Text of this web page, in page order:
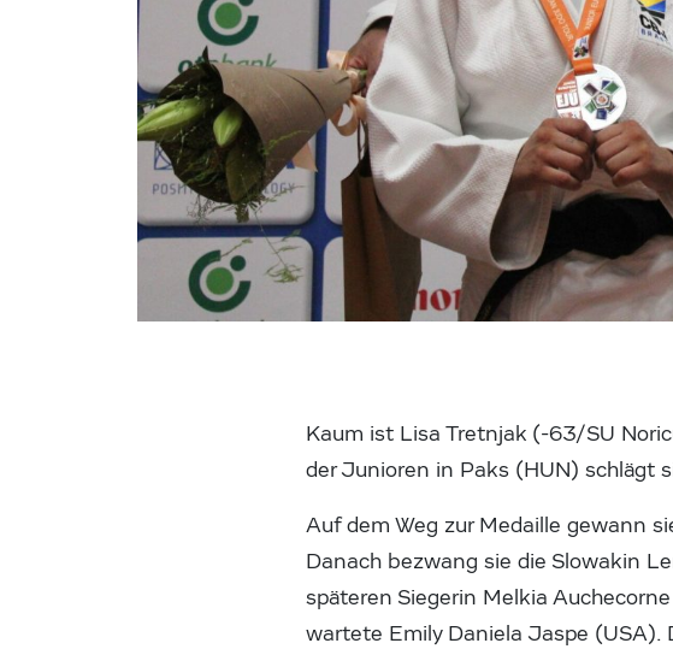
Kaum ist Lisa Tretnjak (-63/SU
der Junioren in Paks (HUN) schlägt
Auf dem Weg zur Medaille gewann
Danach bezwang sie die Slowakin
späteren Siegerin Melkia
wartete Emily Daniela Jaspe